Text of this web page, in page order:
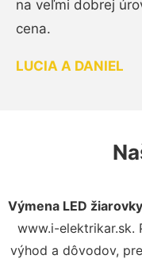
na veľmi dobrej
cena.
LUCIA A DANIEL
Výmena LED
www.i-elektrikar.sk.
výhod a dôvodov,